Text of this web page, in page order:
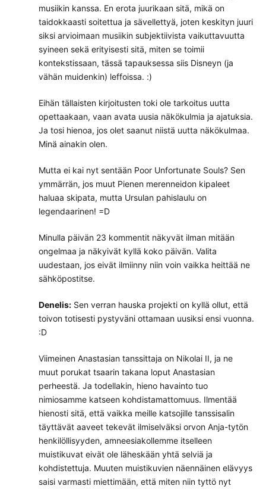
musiikin kanssa. En erota juurikaan sitä, mikä on
taidokkaasti soitettua ja sävellettyä, joten keskityn juuri
siksi arvioimaan musiikin subjektiivista vaikuttavuutta
syineen sekä erityisesti sitä, miten se toimii
kontekstissaan, tässä tapauksessa siis Disneyn (ja
vähän muidenkin) leffoissa. :)
Eihän tällaisten kirjoitusten toki ole tarkoitus uutta
opettaakaan, vaan avata uusia näkökulmia ja ajatuksia.
Ja tosi hienoa, jos olet saanut niistä uutta näkökulmaa.
Minä ainakin olen.
Mutta ei kai nyt sentään Poor Unfortunate Souls? Sen
ymmärrän, jos muut Pienen merenneidon kipaleet
haluaa skipata, mutta Ursulan pahislaulu on
legendaarinen! =D
Minulla päivän 23 kommentit näkyvät ilman mitään
ongelmaa ja näkyivät kyllä koko päivän. Valita
uudestaan, jos eivät ilmiinny niin voin vaikka heittää ne
sähköpostitse.
Denelis: Sen verran hauska projekti on kyllä ollut, että
toivon totisesti pystyväni ottamaan uusiksi ensi vuonna.
:D
Viimeinen Anastasian tanssittaja on Nikolai II, ja ne
muut porukat tsaarin takana loput Anastasian
perheestä. Ja todellakin, hieno havainto tuo
nimiosamme katseen kohdistamattomuus. Ilmentää
hienosti sitä, että vaikka meille katsojille tanssisalin
täyttävät aaveet tekevät ilmiselväksi orvon Anja-tytön
henkilöllisyyden, amneesiakollemme itselleen
muistikuvat eivät ole läheskään yhtä selviä ja
kohdistettuja. Muuten muistikuvien näennäinen elävyys
saisi varmasti miettimään, että miten niin tyttö nyt